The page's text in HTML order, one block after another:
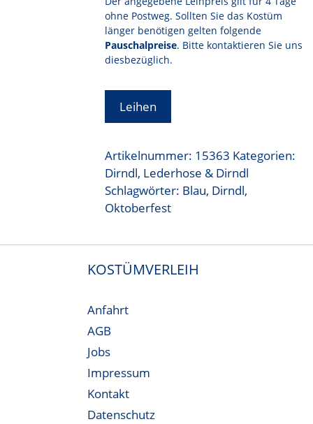
ohne Postweg. Sollten Sie das Kostüm
länger benötigen gelten folgende
Pauschalpreise. Bitte kontaktieren Sie uns
diesbezüglich.
Leihen
Artikelnummer: 15363 Kategorien:
Dirndl, Lederhose & Dirndl
Schlagwörter: Blau, Dirndl,
Oktoberfest
KOSTÜMVERLEIH
Anfahrt
AGB
Jobs
Impressum
Kontakt
Datenschutz